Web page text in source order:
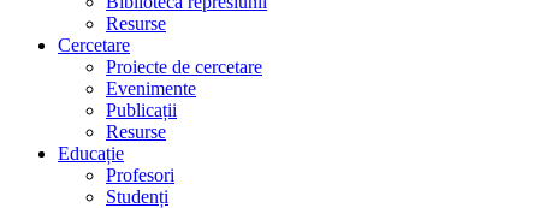
Resurse
Cercetare
Proiecte de cercetare
Evenimente
Publicații
Resurse
Educație
Profesori
Studenți